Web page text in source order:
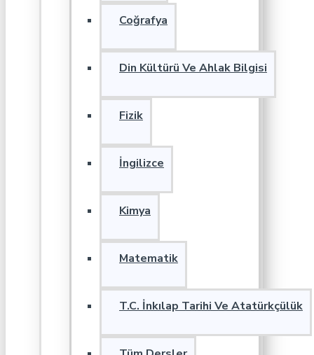
Coğrafya
Din Kültürü Ve Ahlak Bilgisi
Fizik
İngilizce
Kimya
Matematik
T.C. İnkılap Tarihi Ve Atatürkçülük